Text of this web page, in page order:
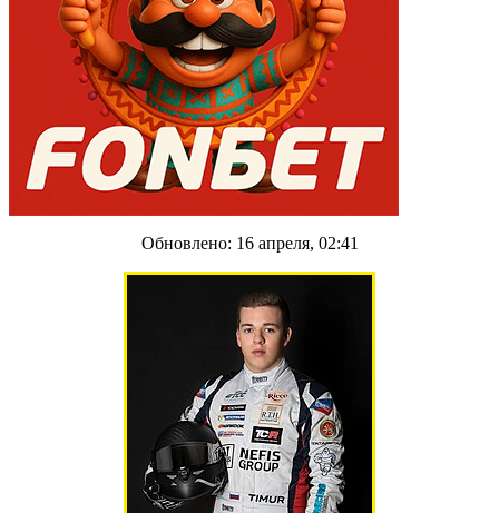
Обновлено: 16 апреля, 02:41